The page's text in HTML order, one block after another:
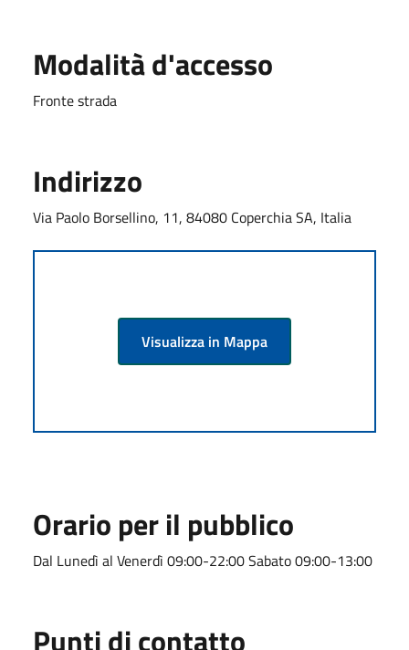
Modalità d'accesso
Fronte strada
Indirizzo
Via Paolo Borsellino, 11, 84080 Coperchia SA, Italia
Visualizza in Mappa
Orario per il pubblico
Dal Lunedì al Venerdì 09:00-22:00 Sabato 09:00-13:00
Punti di contatto